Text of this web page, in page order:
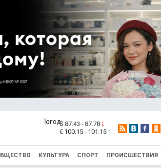
$ 87.43 - 87.78
€ 100.15 - 101.15
КУЛЬТУРА СПОРТ ПРОИСШЕСТВИЯ